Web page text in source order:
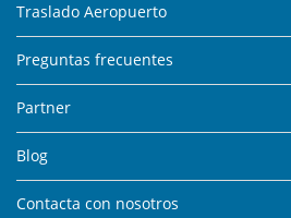
Traslado Aeropuerto
Preguntas frecuentes
Partner
Blog
Contacta con nosotros